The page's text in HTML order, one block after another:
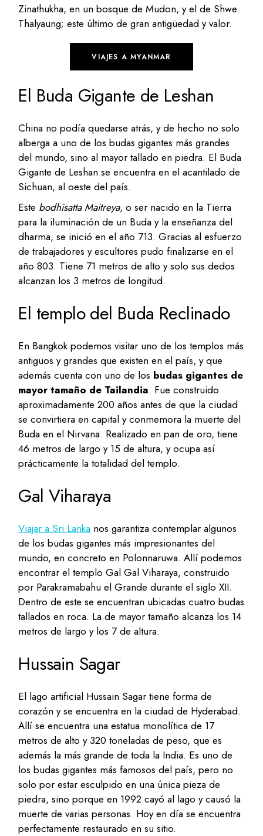
Zinathukha, en un bosque de Mudon, y el de Shwe
Thalyaung; este último de gran antigüedad y valor.
VIAJES A MYANMAR
El Buda Gigante de Leshan
China no podía quedarse atrás, y de hecho no solo
alberga a uno de los budas gigantes más grandes
del mundo, sino al mayor tallado en piedra. El Buda
Gigante de Leshan se encuentra en el acantilado de
Sichuan, al oeste del país.
Este bodhisatta Maitreya, o ser nacido en la Tierra
para la iluminación de un Buda y la enseñanza del
dharma, se inició en el año 713. Gracias al esfuerzo
de trabajadores y escultores pudo finalizarse en el
año 803. Tiene 71 metros de alto y solo sus dedos
alcanzan los 3 metros de longitud.
El templo del Buda Reclinado
En Bangkok podemos visitar uno de los templos más
antiguos y grandes que existen en el país, y que
además cuenta con uno de los budas gigantes de
mayor tamaño de Tailandia. Fue construido
aproximadamente 200 años antes de que la ciudad
se convirtiera en capital y conmemora la muerte del
Buda en el Nirvana. Realizado en pan de oro, tiene
46 metros de largo y 15 de altura, y ocupa así
prácticamente la totalidad del templo.
Gal Viharaya
Viajar a Sri Lanka nos garantiza contemplar algunos
de los budas gigantes más impresionantes del
mundo, en concreto en Polonnaruwa. Allí podemos
encontrar el templo Gal Gal Viharaya, construido
por Parakramabahu el Grande durante el siglo XII.
Dentro de este se encuentran ubicadas cuatro budas
tallados en roca. La de mayor tamaño alcanza los 14
metros de largo y los 7 de altura.
Hussain Sagar
El lago artificial Hussain Sagar tiene forma de
corazón y se encuentra en la ciudad de Hyderabad.
Allí se encuentra una estatua monolítica de 17
metros de alto y 320 toneladas de peso, que es
además la más grande de toda la India. Es uno de
los budas gigantes más famosos del país, pero no
solo por estar esculpido en una única pieza de
piedra, sino porque en 1992 cayó al lago y causó la
muerte de varias personas. Hoy en día se encuentra
perfectamente restaurado en su sitio.